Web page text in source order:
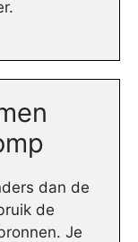
dan de
de
Je